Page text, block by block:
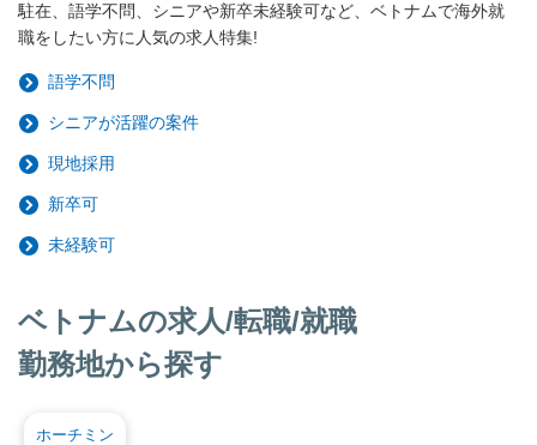
駐在、語学不問、シニアや新卒未経験可など、ベトナムで海外就
職をしたい方に人気の求人特集!
語学不問
シニアが活躍の案件
現地採用
新卒可
未経験可
ベトナムの求人/転職/就職
勤務地から探す
ホーチミン